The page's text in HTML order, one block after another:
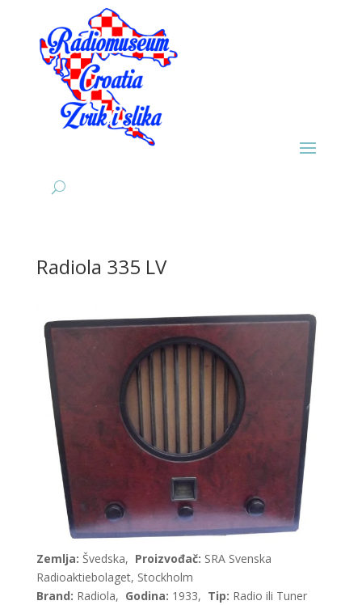
Radiola 335 LV
Zemlja: Švedska, Proizvođač: SRA Svenska
Radioaktiebolaget, Stockholm
Brand: Radiola, Godina: 1933, Tip: Radio ili Tuner